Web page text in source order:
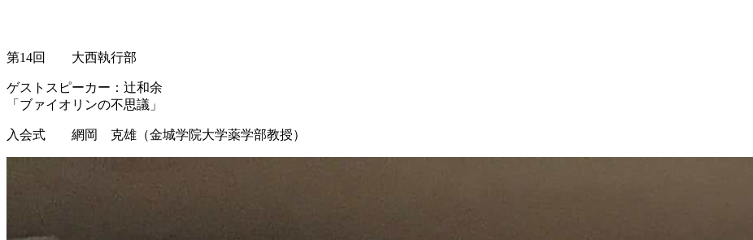
第14回 大西執行部
ゲストスピーカー：辻和余
「ブァイオリンの不思議」
入会式 網岡 克雄（金城学院大学薬学部教授）